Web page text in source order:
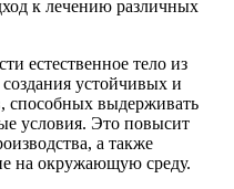
к лечению различных
естественное тело из
устойчивых и
способных выдерживать
условия. Это повысит
а также
на окружающую среду.